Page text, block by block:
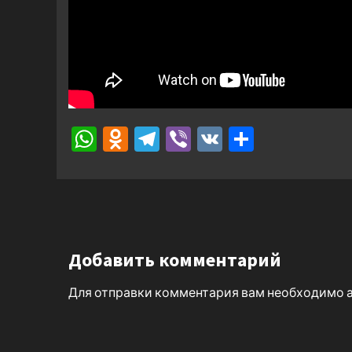
WhatsApp
Odnoklassniki
Telegram
Viber
VK
Добавить комментарий
Для отправки комментария вам необходимо